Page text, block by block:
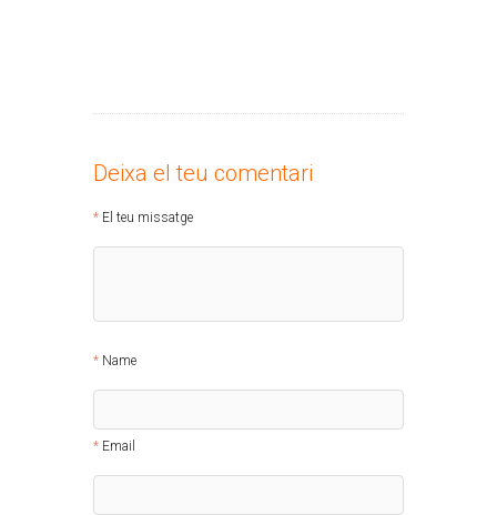
Deixa el teu comentari
El teu missatge
Name
Email